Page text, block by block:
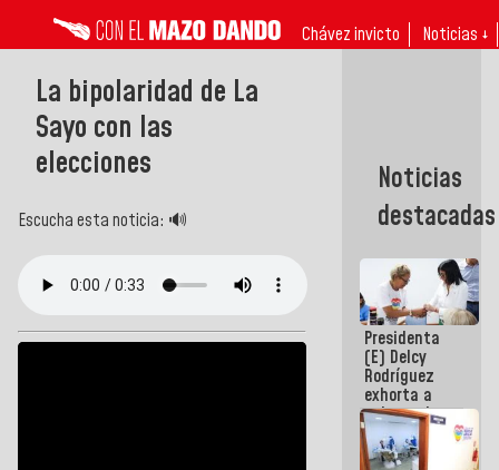
Chávez invicto Noticias ↓
La bipolaridad de La
Sayo con las
elecciones
Escucha esta noticia: 🔊
Noticias
destacadas
Presidenta
(E) Delcy
Rodríguez
exhorta a
gobernadores
y alcaldes a
edificar